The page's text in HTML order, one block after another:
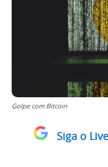
Golpe com Bitcoin
Siga o